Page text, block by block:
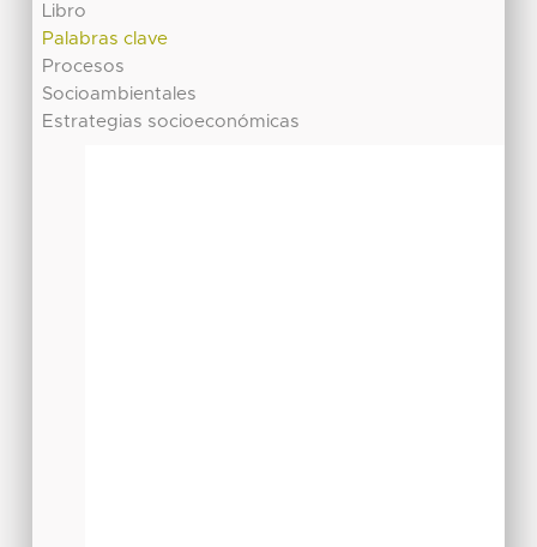
Libro
Palabras clave
Procesos
Socioambientales
Estrategias socioeconómicas